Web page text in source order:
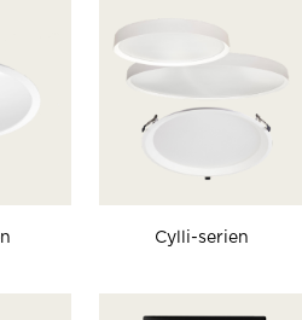
Cylli-serien